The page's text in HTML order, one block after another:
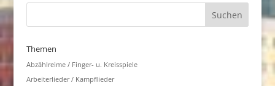
Themen
Abzählreime / Finger- u. Kreisspiele
Arbeiterlieder / Kampflieder